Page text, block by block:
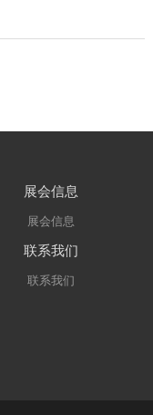
展会信息
展会信息
联系我们
联系我们